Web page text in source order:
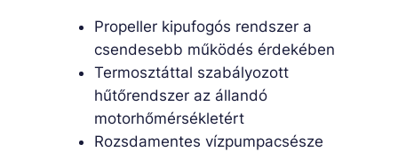
Propeller kipufogós rendszer a
csendesebb működés érdekében
Termosztáttal szabályozott
hűtőrendszer az állandó
motorhőmérsékletért
Rozsdamentes vízpumpacsésze